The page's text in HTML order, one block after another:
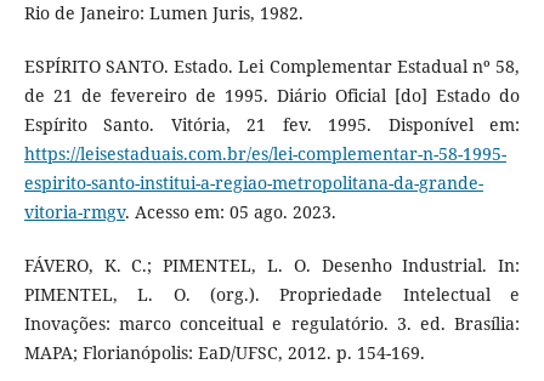
Rio de Janeiro: Lumen Juris, 1982.
ESPÍRITO SANTO. Estado. Lei Complementar Estadual nº 58,
de 21 de fevereiro de 1995. Diário Oficial [do] Estado do
Espírito Santo. Vitória, 21 fev. 1995. Disponível em:
https://leisestaduais.com.br/es/lei-complementar-n-58-1995-
espirito-santo-institui-a-regiao-metropolitana-da-grande-
vitoria-rmgv. Acesso em: 05 ago. 2023.
FÁVERO, K. C.; PIMENTEL, L. O. Desenho Industrial. In:
PIMENTEL, L. O. (org.). Propriedade Intelectual e
Inovações: marco conceitual e regulatório. 3. ed. Brasília:
MAPA; Florianópolis: EaD/UFSC, 2012. p. 154-169.